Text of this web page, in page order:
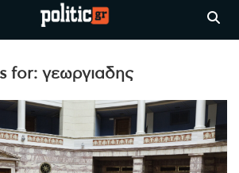
απο τη
την Ελλάδα και
τον Κόσμο
for: γεωργιαδης